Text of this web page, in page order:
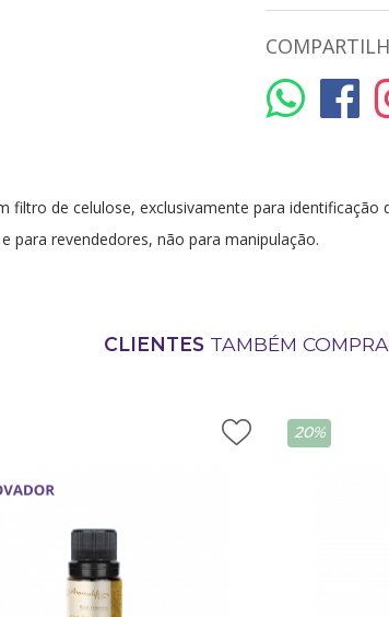
filtro de celulose, exclusivamente para identificação
para revendedores, não para manipulação.
CLIENTES TAMBÉM
20%